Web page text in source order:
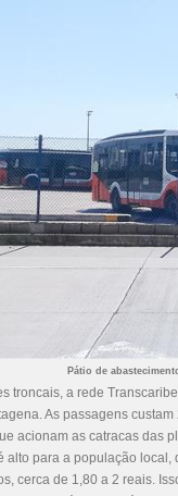
Pátio de
troncais, a rede
As passagens
acionam as catracas das
alto para a população
cerca de 1,80 a 2 reais.